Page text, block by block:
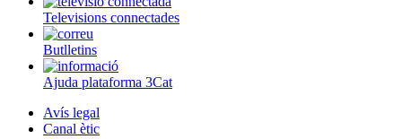
Televisions connectades
Butlletins
Ajuda plataforma 3Cat
Avís legal
Canal ètic